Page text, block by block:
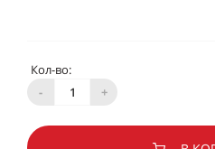
Кол-во:
-
+